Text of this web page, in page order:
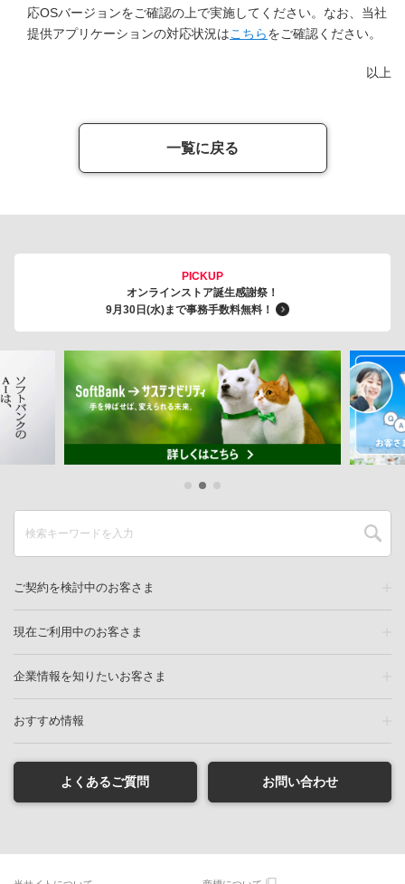
応OSバージョンをご確認の上で実施してください。なお、当社
提供アプリケーションの対応状況はこちらをご確認ください。
以上
一覧に戻る
PICKUP
オンラインストア誕生感謝祭！
9月30日(水)まで事務手数料無料！
ご契約を検討中のお客さま
現在ご利用中のお客さま
企業情報を知りたいお客さま
おすすめ情報
よくあるご質問 お問い合わせ